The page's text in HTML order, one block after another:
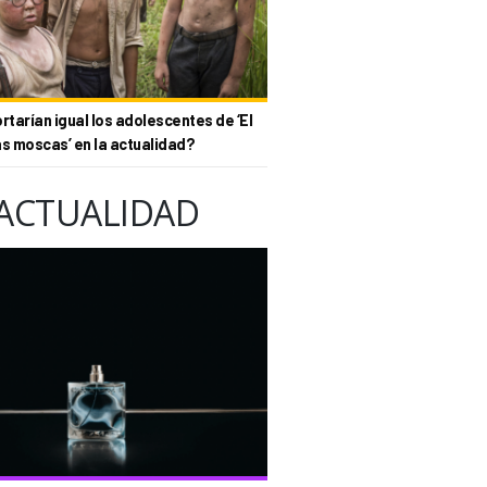
igual los adolescentes de ‘El
moscas’ en la actualidad?